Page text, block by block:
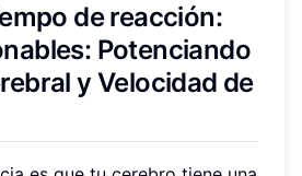
de reacción:
Potenciando
y Velocidad de